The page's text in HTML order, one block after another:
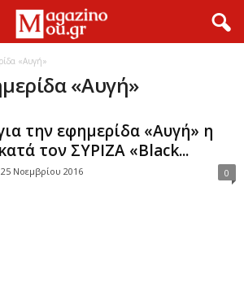
«Αυγή»
«Αυγή»
την εφημερίδα «Αυγή» η
τον ΣΥΡΙΖΑ «Black...
25 Νοεμβρίου 2016 0